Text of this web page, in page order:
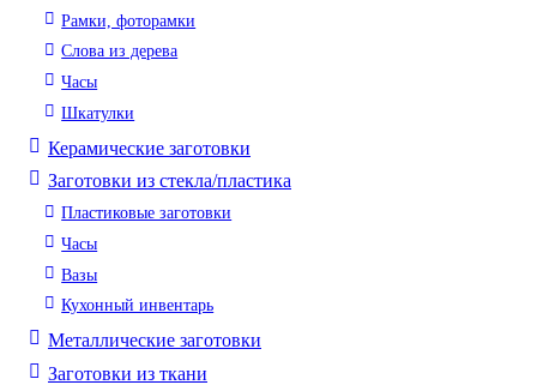
Рамки, фоторамки
Слова из дерева
Часы
Шкатулки
Керамические заготовки
Заготовки из стекла/пластика
Пластиковые заготовки
Часы
Вазы
Кухонный инвентарь
Металлические заготовки
Заготовки из ткани